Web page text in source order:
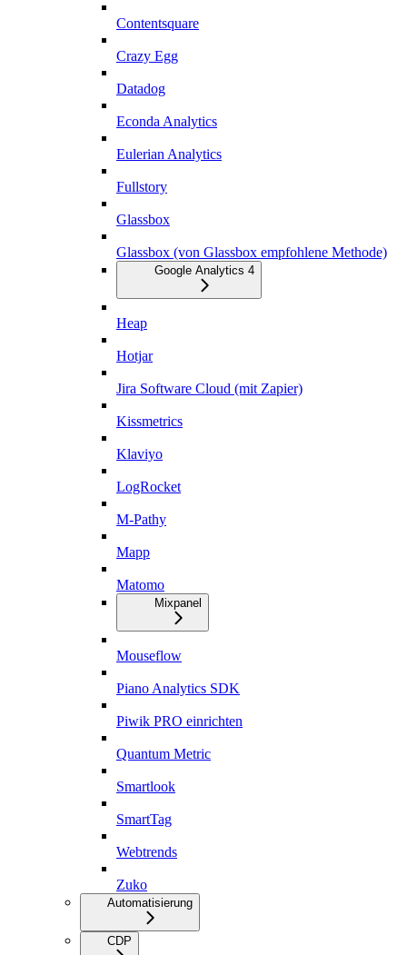
Contentsquare
Crazy Egg
Datadog
Econda Analytics
Eulerian Analytics
Fullstory
Glassbox
Glassbox (von Glassbox empfohlene Methode)
Google Analytics 4
Heap
Hotjar
Jira Software Cloud (mit Zapier)
Kissmetrics
Klaviyo
LogRocket
M-Pathy
Mapp
Matomo
Mixpanel
Mouseflow
Piano Analytics SDK
Piwik PRO einrichten
Quantum Metric
Smartlook
SmartTag
Webtrends
Zuko
Automatisierung
CDP